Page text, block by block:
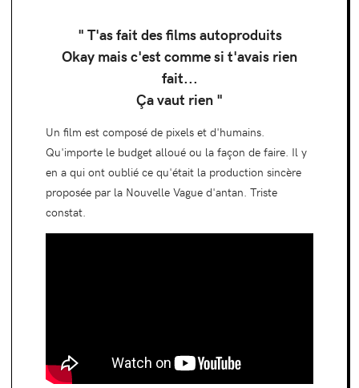
" T'as fait des films autoproduits
Okay mais c'est comme si t'avais rien
fait...
Ça vaut rien "
Un film est composé de pixels et d'humains.
Qu'importe le budget alloué ou la façon de faire. Il y
en a qui ont oublié ce qu'était la production sincère
proposée par la Nouvelle Vague d'antan. Triste
constat.